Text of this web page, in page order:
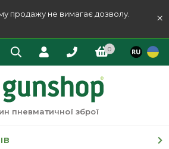
продажу не вимагає дозволу.
×
0
пневматичної зброї